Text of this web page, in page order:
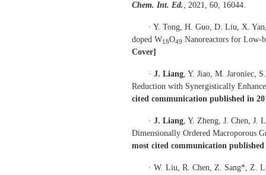
Chem. Int. Ed., 2021, 60, 16044.
· Y. Tong, H. Guo, D. Liu, X.
doped W18O49 Nanoreactors for Low-
Cover]
· J. Liang, Y. Jiao, M. Jaroniec,
Reduction with Synergistically
cited communication published in
· J. Liang, Y. Zheng, J. Chen, J.
Dimensionally Ordered Macroporous
most cited communication
· W. Liu, R. Chen, Z. Sang*, Z.